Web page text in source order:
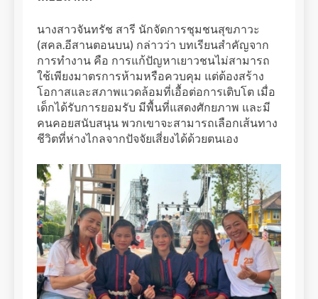
นางสาวจันทรัช สารี นักจัดการชุมชนสุขภาวะ
(สคล.อีสานตอนบน) กล่าวว่า บทเรียนสำคัญจาก
การทำงาน คือ การแก้ปัญหาเยาวชนไม่สามารถ
ใช้เพียงมาตรการห้ามหรือควบคุม แต่ต้องสร้าง
โอกาสและสภาพแวดล้อมที่เอื้อต่อการเติบโต เมื่อ
เด็กได้รับการยอมรับ มีพื้นที่แสดงศักยภาพ และมี
คนคอยสนับสนุน พวกเขาจะสามารถเลือกเส้นทาง
ชีวิตที่ห่างไกลจากปัจจัยเสี่ยงได้ด้วยตนเอง